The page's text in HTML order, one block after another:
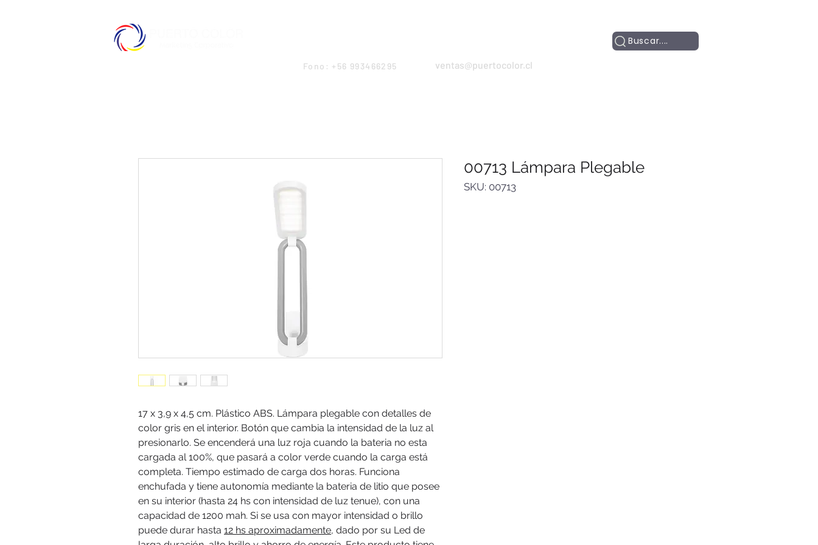
Buscar....
Fono: +56 993466295 ventas@puertocolor.cl
17 x 3,9 x 4,5 cm. Plástico ABS. Lámpara plegable con detalles de
color gris en el interior. Botón que cambia la intensidad de la luz al
presionarlo. Se encenderá una luz roja cuando la bateria no esta
cargada al 100%, que pasará a color verde cuando la carga está
completa. Tiempo estimado de carga dos horas. Funciona
enchufada y tiene autonomía mediante la bateria de litio que posee
en su interior (hasta 24 hs con intensidad de luz tenue), con una
capacidad de 1200 mah. Si se usa con mayor intensidad o brillo
puede durar hasta 12 hs aproximadamente, dado por su Led de
00713 Lámpara Plegable
SKU: 00713